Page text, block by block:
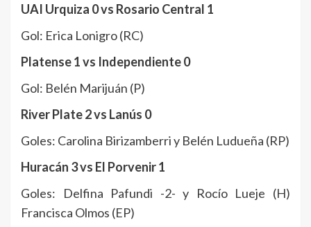
UAI Urquiza 0 vs Rosario Central 1
Gol: Erica Lonigro (RC)
Platense 1 vs Independiente 0
Gol: Belén Marijuán (P)
River Plate 2 vs Lanús 0
Goles: Carolina Birizamberri y Belén Ludueña (RP)
Huracán 3 vs El Porvenir 1
Goles: Delfina Pafundi -2- y Rocío Lueje (H)
Francisca Olmos (EP)